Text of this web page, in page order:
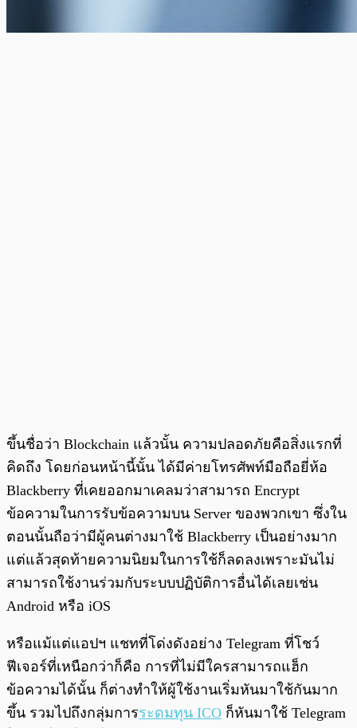
ขึ้นชื่อว่า Blockchain แล้วนั้น ความปลอดภัยคือสิ่งแรกที่
คิดถึง โดยก่อนหน้านี้นั้น ได้มีค่ายโทรศัพท์มือถือยี่ห้อ
Blackberry ที่เคยออกมาเคลมว่าสามารถ Encrypt
ข้อความในการรับข้อความบน Server ของพวกเขา ซึ่งใน
ตอนนั้นถือว่ามีผู้คนต่างมาใช้ Blackberry เป็นอย่างมาก
แต่แล้วสุดท้ายความนิยมในการใช้ก็ลดลงเพราะมันไม่
สามารถใช้งานร่วมกับระบบปฏิบัติการอื่นได้เลยเช่น
Android หรือ iOS
หรือแม้แต่แอปฯ แชทที่โด่งดังอย่าง Telegram ที่โชว์
ฟีเจอร์ที่เหนือกว่าก็คือ การที่ไม่มีใครสามารถแฮ็ก
ข้อความได้นั้น ก็ต่างทำให้ผู้ใช้งานเริ่มหันมาใช้กันมาก
ขึ้น รวมไปถึงกลุ่มการระดมทุน ICO ก็หันมาใช้ Telegram